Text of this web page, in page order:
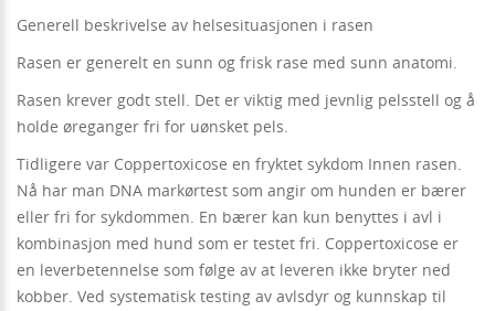
Generell beskrivelse av helsesituasjonen i rasen
Rasen er generelt en sunn og frisk rase med sunn anatomi.
Rasen krever godt stell. Det er viktig med jevnlig pelsstell og å
holde øreganger fri for uønsket pels.
Tidligere var Coppertoxicose en fryktet sykdom Innen rasen.
Nå har man DNA markørtest som angir om hunden er bærer
eller fri for sykdommen. En bærer kan kun benyttes i avl i
kombinasjon med hund som er testet fri. Coppertoxicose er
en leverbetennelse som følge av at leveren ikke bryter ned
kobber. Ved systematisk testing av avlsdyr og kunnskap til